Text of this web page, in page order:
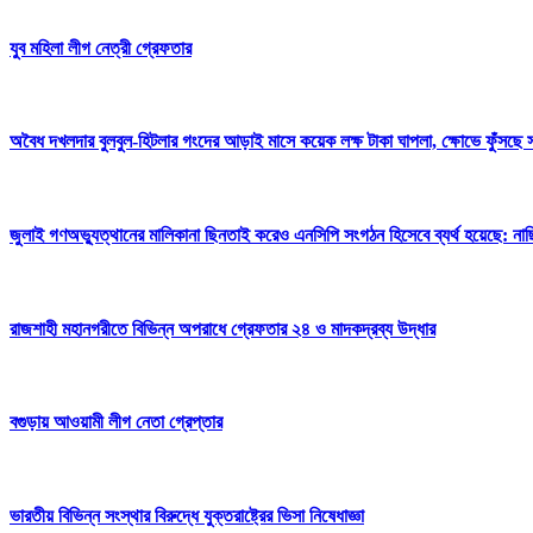
যুব মহিলা লীগ নেত্রী গ্রেফতার
অবৈধ দখলদার বুলবুল-হিটলার গংদের আড়াই মাসে কয়েক লক্ষ টাকা ঘাপলা, ক্ষোভে ফুঁসছে
জুলাই গণঅভ্যুত্থানের মালিকানা ছিনতাই করেও এনসিপি সংগঠন হিসেবে ব্যর্থ হয়েছে:
রাজশাহী মহানগরীতে বিভিন্ন অপরাধে গ্রেফতার ২৪ ও মাদকদ্রব্য উদ্ধার
বগুড়ায় আওয়ামী লীগ নেতা গ্রেপ্তার
ভারতীয় বিভিন্ন সংস্থার বিরুদ্ধে যুক্তরাষ্ট্রের ভিসা নিষেধাজ্ঞা